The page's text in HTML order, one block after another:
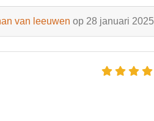
van leeuwen op 28 januari 2025